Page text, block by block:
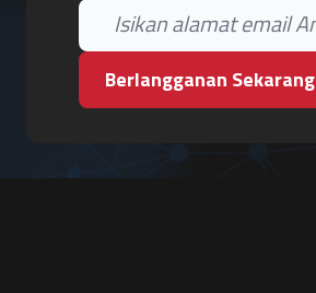
Berlangganan Sekarang